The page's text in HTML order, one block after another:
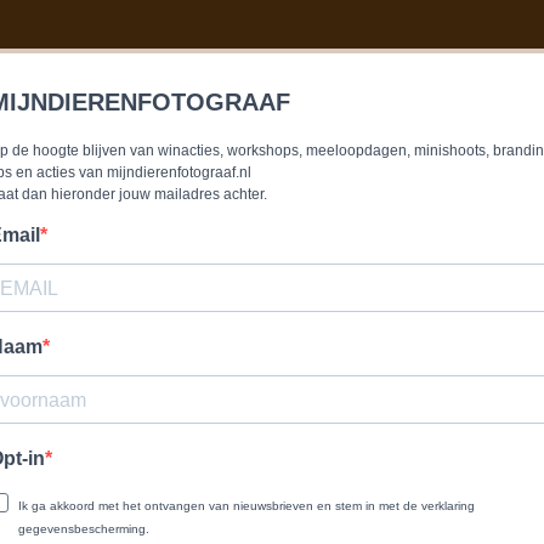
de hoogte blijven van winacties, workshops, meeloopdagen, minishoots,
en acties van mijndierenfotograaf.nl
dan hieronder jouw mailadres achter.
in
Ik ga akkoord met het ontvangen van nieuwsbrieven en stem in met de verklaring
gegevensbescherming.